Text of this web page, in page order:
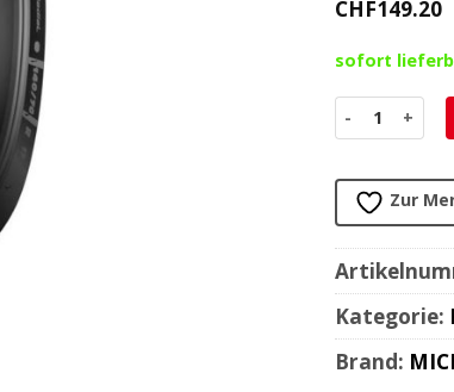
CHF149.20
sofort
Pneu 130/70-
Zur
Kategorie:
Brand: